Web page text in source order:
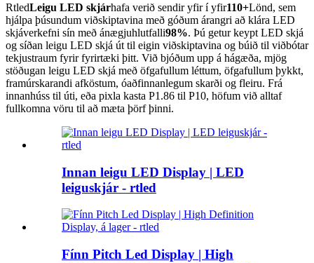
RtledLeigu LED skjárhafa verið sendir yfir í yfir110+Lönd, sem
hjálpa þúsundum viðskiptavina með góðum árangri að klára LED
skjáverkefni sín með ánægjuhlutfalli98%. Þú getur keypt LED skjá
og síðan leigu LED skjá út til eigin viðskiptavina og búið til viðbótar
tekjustraum fyrir fyrirtæki þitt. Við bjóðum upp á hágæða, mjög
stöðugan leigu LED skjá með öfgafullum léttum, öfgafullum þykkt,
framúrskarandi afköstum, óaðfinnanlegum skarði og fleiru. Frá
innanhúss til úti, eða pixla kasta P1.86 til P10, höfum við alltaf
fullkomna vöru til að mæta þörf þinni.
Innan leigu LED Display | LED
leiguskjár - rtled
Fínn Pitch Led Display | High